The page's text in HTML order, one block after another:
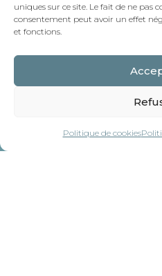
uniques sur ce site. Le fait de ne pas
consentement peut avoir un effet
et fonctions.
Politique de cookies